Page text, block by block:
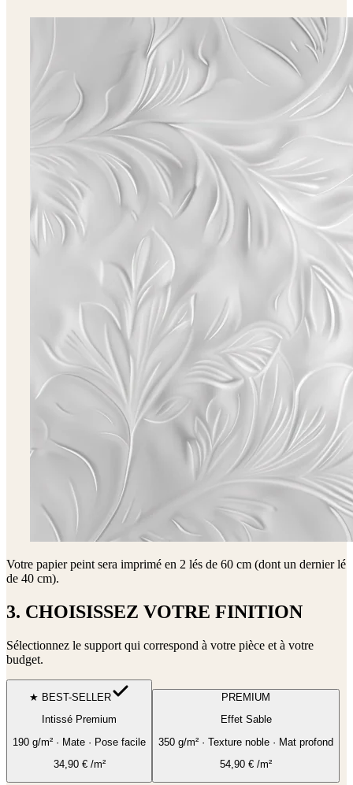
Votre papier peint sera imprimé en 2 lés de 60 cm (dont un dernier lé
de 40 cm).
3. CHOISISSEZ VOTRE FINITION
Sélectionnez le support qui correspond à votre pièce et à votre
budget.
★ BEST-SELLER
Intissé Premium
190 g/m² · Mate · Pose facile
34,90€/m²
PREMIUM
Effet Sable
350 g/m² · Texture noble · Mat profond
54,90 € /m²